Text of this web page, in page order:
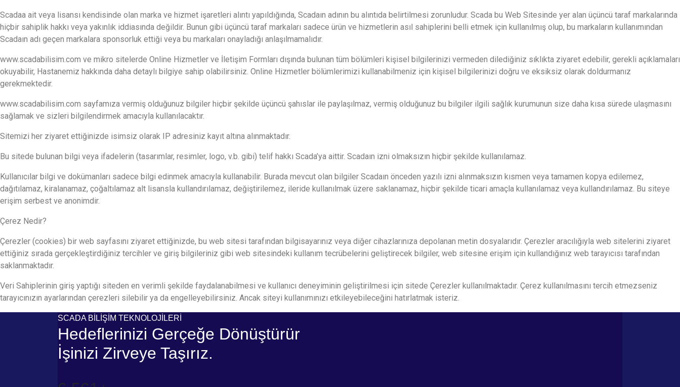
Scadaa ait veya lisansı kendisinde olan marka ve hizmet işaretleri alıntı yapıldığında, Scadaın adının bu alıntıda belirtilmesi zorunludur. Scada bu Web Sitesinde yer alan üçüncü taraf markalarında
hiçbir sahiplik hakkı veya yakınlık iddiasında değildir. Bunun gibi üçüncü taraf markaları sadece ürün ve hizmetlerin asıl sahiplerini belli etmek için kullanılmış olup, bu markaların kullanımından
Scadaın adı geçen markalara sponsorluk ettiği veya bu markaları onayladığı anlaşılmamalıdır.
www.scadabilisim.com ve mikro sitelerde Online Hizmetler ve İletişim Formları dışında bulunan tüm bölümleri kişisel bilgilerinizi vermeden dilediğiniz sıklıkta ziyaret edebilir, gerekli açıklamaları
okuyabilir, Hastanemiz hakkında daha detaylı bilgiye sahip olabilirsiniz. Online Hizmetler bölümlerimizi kullanabilmeniz için kişisel bilgilerinizi doğru ve eksiksiz olarak doldurmanız
gerekmektedir.
www.scadabilisim.com sayfamıza vermiş olduğunuz bilgiler hiçbir şekilde üçüncü şahıslar ile paylaşılmaz, vermiş olduğunuz bu bilgiler ilgili sağlık kurumunun size daha kısa sürede ulaşmasını
sağlamak ve sizleri bilgilendirmek amacıyla kullanılacaktır.
Sitemizi her ziyaret ettiğinizde isimsiz olarak IP adresiniz kayıt altına alınmaktadır.
Bu sitede bulunan bilgi veya ifadelerin (tasarımlar, resimler, logo, v.b. gibi) telif hakkı Scada’ya aittir. Scadaın izni olmaksızın hiçbir şekilde kullanılamaz.
Kullanıcılar bilgi ve dokümanları sadece bilgi edinmek amacıyla kullanabilir. Burada mevcut olan bilgiler Scadaın önceden yazılı izni alınmaksızın kısmen veya tamamen kopya edilemez,
dağıtılamaz, kiralanamaz, çoğaltılamaz alt lisansla kullandırılamaz, değiştirilemez, ileride kullanılmak üzere saklanamaz, hiçbir şekilde ticari amaçla kullanılamaz veya kullandırılamaz. Bu siteye
erişim serbest ve anonimdir.
Çerez Nedir?
Çerezler (cookies) bir web sayfasını ziyaret ettiğinizde, bu web sitesi tarafından bilgisayarınız veya diğer cihazlarınıza depolanan metin dosyalarıdır. Çerezler aracılığıyla web sitelerini ziyaret
ettiğiniz sırada gerçekleştirdiğiniz tercihler ve giriş bilgileriniz gibi web sitesindeki kullanım tecrübelerini geliştirecek bilgiler, web sitesine erişim için kullandığınız web tarayıcısı tarafından
saklanmaktadır.
Veri Sahiplerinin giriş yaptığı siteden en verimli şekilde faydalanabilmesi ve kullanıcı deneyiminin geliştirilmesi için sitede Çerezler kullanılmaktadır. Çerez kullanılmasını tercih etmezseniz
tarayıcınızın ayarlarından çerezleri silebilir ya da engelleyebilirsiniz. Ancak siteyi kullanımınızı etkileyebileceğini hatırlatmak isteriz.
SCADA BİLİŞİM TEKNOLOJİLERİ
Hedeflerinizi Gerçeğe Dönüştürür
İşinizi Zirveye Taşırız.